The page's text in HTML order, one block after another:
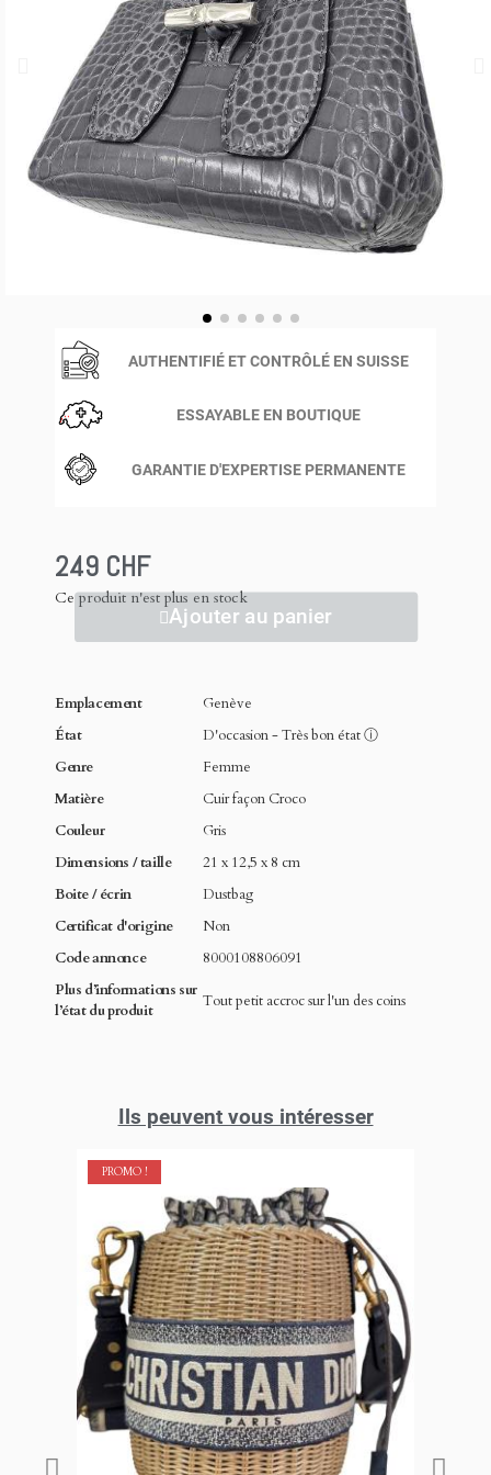
AUTHENTIFIÉ ET CONTRÔLÉ EN SUISSE
ESSAYABLE EN BOUTIQUE
GARANTIE D'EXPERTISE PERMANENTE
249 CHF
Ce produit n'est plus en stock
Ajouter au panier
Emplacement
Genève
État
D'occasion - Très bon étatⓘ
Genre
Femme
Matière
Cuir façon Croco
Couleur
Gris
Dimensions / taille
21 x 12,5 x 8 cm
Boite / écrin
Dustbag
Certificat d'origine
Non
Code annonce
8000108806091
Plus d’informations sur
l’état du produit
Tout petit accroc sur l'un des coins
Ils peuvent vous intéresser
PROMO !